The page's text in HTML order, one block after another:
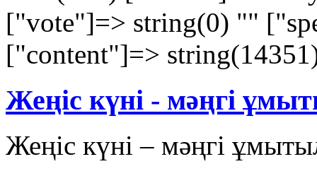
["vote"]=> string(0) ""
["content"]=>
Жеңіс күні - мәңгі
Жеңіс күні – мәңгі